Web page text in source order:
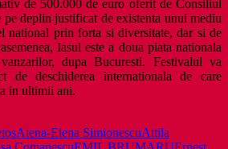
de 500.000 de euro oferit de Consiliul
deplin justificat de existenta unui mediu
national prin forta si diversitate, dar si de
Iasul este a doua piata nationala
dupa Bucuresti. Festivalul va
de deschiderea internationala de care
in ultimii ani.
Atena-Elena SimionescuAttila